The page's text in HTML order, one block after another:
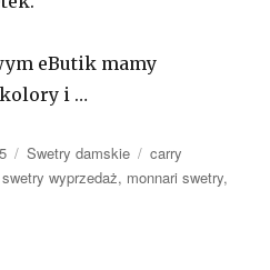
eButik mamy
i …
Kategorie
Swetry damskie Tagi
carry
wyprzedaż, monnari swetry,